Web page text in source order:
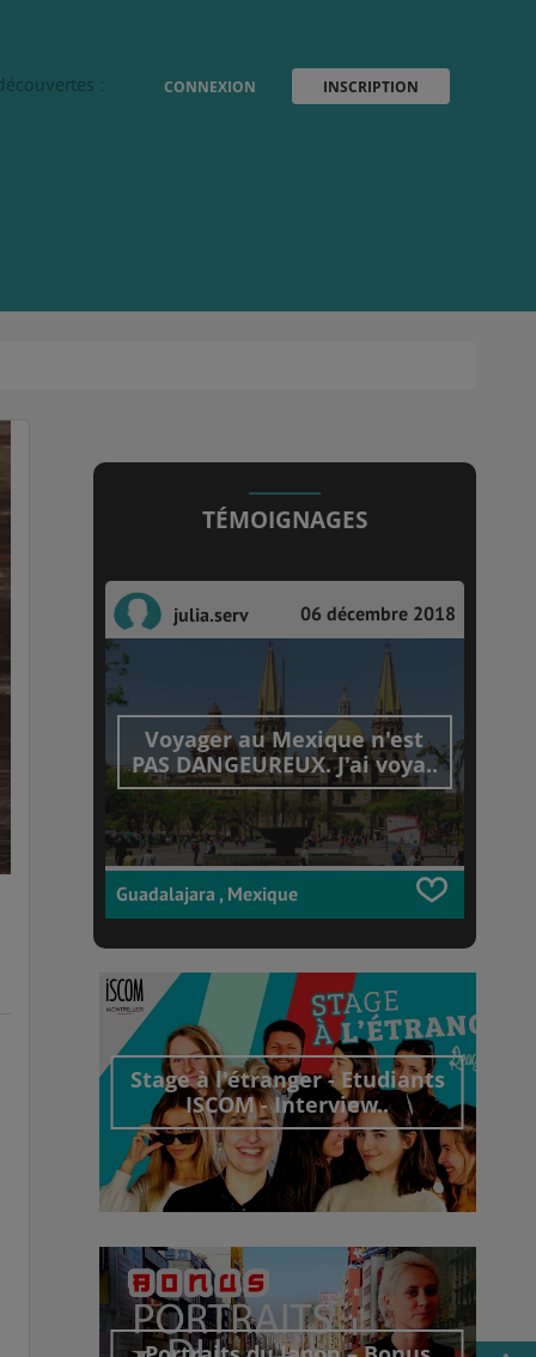
CONNEXION INSCRIPTION
:
TÉMOIGNAGES
julia.serv 06 décembre 2018
Voyager au Mexique n'est
PAS DANGEUREUX. J'ai voya..
Guadalajara , Mexique
Stage à l'étranger - Etudiants
ISCOM - Interview..
Découvrir cet interview